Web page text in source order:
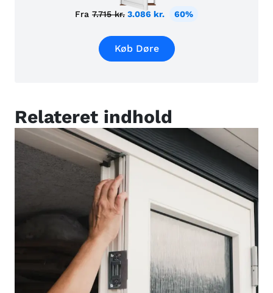
Fra 7.715 kr. 3.086 kr. 60%
Køb Døre
Relateret indhold